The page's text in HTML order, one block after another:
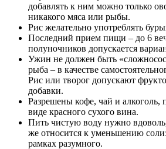
добавлять к ним можно только
никакого мяса или рыбы.
Рис желательно употреблять
Последний прием пищи – до 6
полуночников допускается
Ужин не должен быть
рыба – в качестве
Рис или творог допускают
добавки.
Разрешены кофе, чай и алкоголь,
виде красного сухого вина.
Пить чистую воду нужно
же относится к уменьшению
рамках разумного.